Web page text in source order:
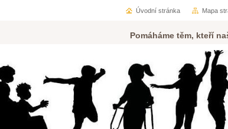
Pomáháme těm, kteří
Úvodní stránka Mapa